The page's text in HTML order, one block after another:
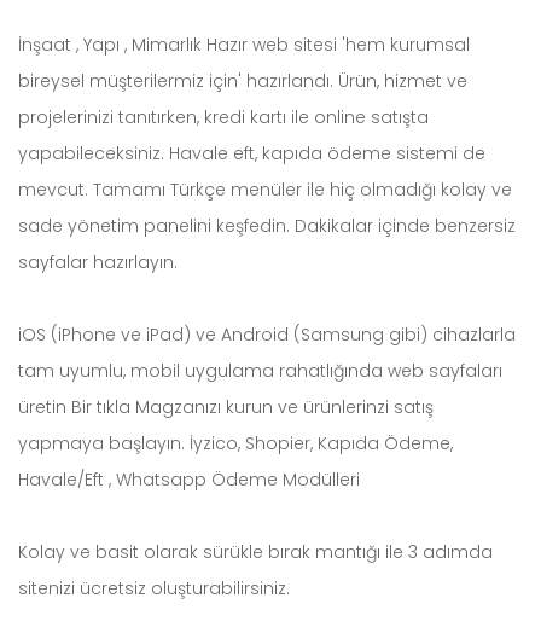
İnşaat , Yapı , Mimarlık Hazır web sitesi 'hem kurumsal
bireysel müşterilermiz için' hazırlandı. Ürün, hizmet ve
projelerinizi tanıtırken, kredi kartı ile online satışta
yapabileceksiniz. Havale eft, kapıda ödeme sistemi de
mevcut. Tamamı Türkçe menüler ile hiç olmadığı kolay ve
sade yönetim panelini keşfedin. Dakikalar içinde benzersiz
sayfalar hazırlayın.
iOS (iPhone ve iPad) ve Android (Samsung gibi) cihazlarla
tam uyumlu, mobil uygulama rahatlığında web sayfaları
üretin Bir tıkla Magzanızı kurun ve ürünlerinzi satış
yapmaya başlayın. İyzico, Shopier, Kapıda Ödeme,
Havale/Eft , Whatsapp Ödeme Modülleri
Kolay ve basit olarak sürükle bırak mantığı ile 3 adımda
sitenizi ücretsiz oluşturabilirsiniz.